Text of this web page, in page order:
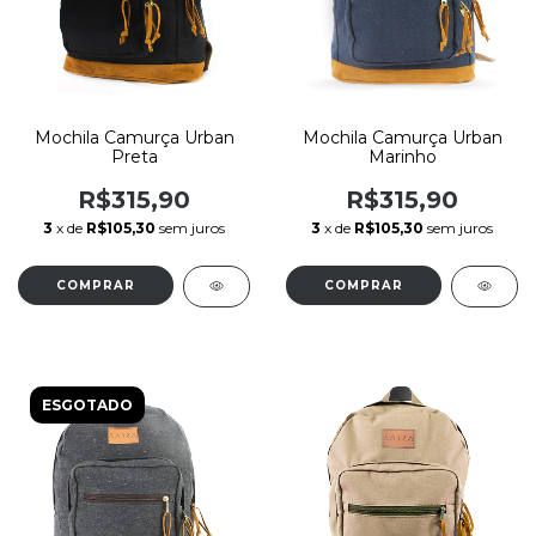
Mochila Camurça Urban
Preta
R$315,90
3 x de R$105,30 sem juros
Mochila Camurça Urban
Marinho
R$315,90
3 x de R$105,30 sem juros
ESGOTADO